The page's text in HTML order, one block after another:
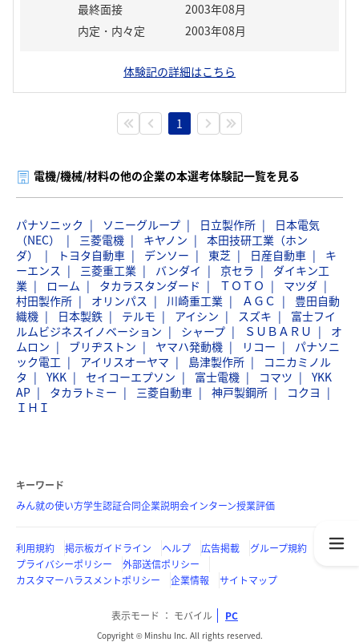
最終面接
2003年08月
内定・内々定
2003年08月
体験記の詳細はこちら
1
電機/機械/材料の他の企業の本選考体験記一覧を見る
パナソニック ソニーグループ 日立製作所
日本電気
（NEC）
三菱電機 キヤノン
本田技研工業（ホン
ダ）
トヨタ自動車 デンソー 東芝 日産自動車
キ
ーエンス
三菱重工業 バンダイ 京セラ
ダイキン工
業
ローム タカラスタンダード ＴＯＴＯ
マツダ
村田製作所
オリンパス 川崎重工業 ＡＧＣ
豊田自動
織機
日本製鉄 テルモ アイシン スズキ
富士フイ
ルムビジネスイノベーション
シャープ ＳＵＢＡＲＵ
オ
ムロン
ブリヂストン ヤマハ発動機 リコー
パナソニ
ック電工
アイリスオーヤマ 島津製作所
コニカミノル
タ
YKK セイコーエプソン 富士電機 コマツ
YKK
AP
タカラトミー 三菱自動車 神戸製鋼所
コクヨ
ＩＨＩ
キーワード
みん就の使い方学生認証合同企業説明会インターン授業評価
利用規約 掲示板ガイドライン ヘルプ 広告掲載
グループ規約
プライバシーポリシー
外部送信ポリシー
カスタマーハラスメントポリシー
企業情報 サイトマップ
表示モード モバイル PC
Copyright © Minshu Inc. All rights reserved.